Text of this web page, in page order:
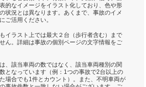
的なイメージをイラスト化しており、色や形
状況とは異なります。あくまで、事故のイメ
ご活用ください。
イラスト上では最大２台（歩行者含む）まで
ん。詳細は事故の個別ページの文字情報をご
、該当車両の数ではなく、該当車両種別の関
となっています（例：1つの事故で2台以上の
場合でも1件とカウント）。また、不明車両が